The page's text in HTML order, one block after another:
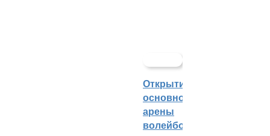
Открытие
основной
арены
волейбольного